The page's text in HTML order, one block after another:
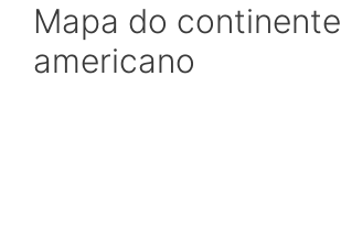
Mapa do continente
americano